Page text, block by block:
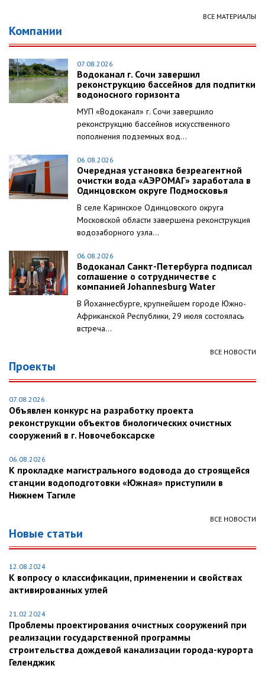
ВСЕ МАТЕРИАЛЫ
Компании
07.08.2026
Водоканал г. Сочи завершил
реконструкцию бассейнов для подпитки
водоносного горизонта
МУП «Водоканал» г. Сочи завершило
реконструкцию бассейнов искусственного
пополнения подземных вод...
06.08.2026
Очередная установка безреагентной
очистки вода «АЭРОМАГ» заработала в
Одинцовском округе Подмосковья
В селе Каринское Одинцовского округа
Московской области завершена реконструкция
водозаборного узла...
06.08.2026
Водоканал Санкт-Петербурга подписал
соглашение о сотрудничестве с
компанией Johannesburg Water
В Йоханнесбурге, крупнейшем городе Южно-
Африканской Республики, 29 июля состоялась
встреча...
ВСЕ НОВОСТИ
Проекты
07.08.2026
Объявлен конкурс на разработку проекта
реконструкции объектов биологических очистных
сооружений в г. Новочебоксарске
06.08.2026
К прокладке магистрального водовода до строящейся
станции водоподготовки «Южная» приступили в
Нижнем Тагиле
ВСЕ НОВОСТИ
Новые статьи
12.08.2024
К вопросу о классификации, применении и свойствах
активированных углей
21.02.2024
Проблемы проектирования очистных сооружений при
реализации государственной программы
строительства дождевой канализации города-курорта
Геленджик